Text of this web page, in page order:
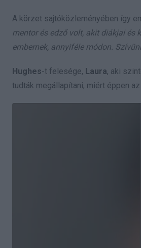
A körzet sajtóközleményében így
mentor és edző volt, akit diákjai és
embernek, annyiféle módon.
Hughes-t felesége, Laura, aki
tudták megállapítani, miért éppen